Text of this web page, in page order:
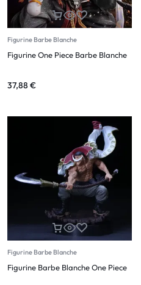
Figurine Barbe Blanche
Figurine One Piece Barbe Blanche
37,88€
Figurine Barbe Blanche
Figurine Barbe Blanche One Piece